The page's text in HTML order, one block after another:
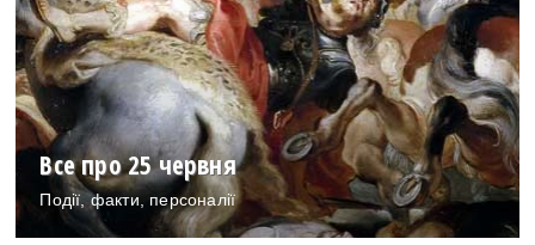
Все про 25 червня
Події, факти, персоналії